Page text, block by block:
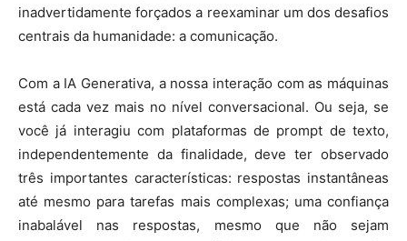
inadvertidamente forçados a reexaminar um dos desafios
centrais da humanidade: a comunicação.
Com a IA Generativa, a nossa interação com as máquinas
está cada vez mais no nível conversacional. Ou seja, se
você já interagiu com plataformas de prompt de texto,
independentemente da finalidade, deve ter observado
três importantes características: respostas instantâneas
até mesmo para tarefas mais complexas; uma confiança
inabalável nas respostas, mesmo que não sejam